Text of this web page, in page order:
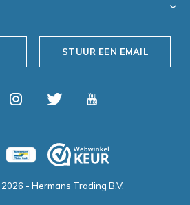
STUUR EEN EMAIL
2026 - Hermans Trading B.V.